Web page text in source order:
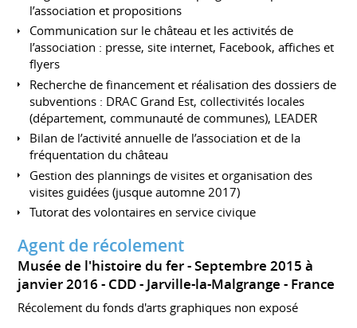
l’association et propositions
Communication sur le château et les activités de
l’association : presse, site internet, Facebook, affiches et
flyers
Recherche de financement et réalisation des dossiers de
subventions : DRAC Grand Est, collectivités locales
(département, communauté de communes), LEADER
Bilan de l’activité annuelle de l’association et de la
fréquentation du château
Gestion des plannings de visites et organisation des
visites guidées (jusque automne 2017)
Tutorat des volontaires en service civique
Agent de récolement
Musée de l'histoire du fer
Septembre 2015 à
janvier 2016 CDD Jarville-la-Malgrange France
Récolement du fonds d'arts graphiques non exposé